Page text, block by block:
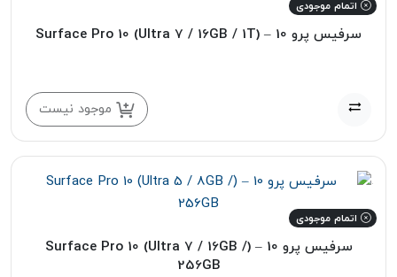
اتمام موجودی
سرفیس پرو 10 – (Surface Pro 10 (Ultra 7 / 16GB / 1T
موجود نیست
اتمام موجودی
سرفیس پرو 10 – (Surface Pro 10 (Ultra 7 / 16GB /
256GB